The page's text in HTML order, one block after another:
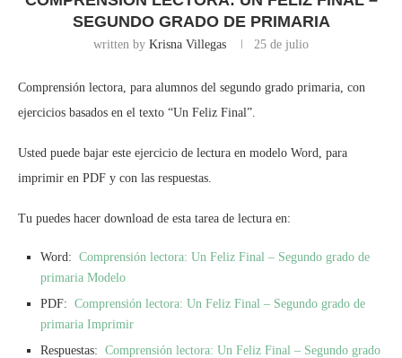
SEGUNDO GRADO DE PRIMARIA
written by Krisna Villegas 25 de julio
Comprensión lectora, para alumnos del segundo grado primaria, con
ejercicios basados en el texto “Un Feliz Final”.
Usted puede bajar este ejercicio de lectura en modelo Word, para
imprimir en PDF y con las respuestas.
Tu puedes hacer download de esta tarea de lectura en:
Word: Comprensión lectora: Un Feliz Final – Segundo grado de
primaria Modelo
PDF: Comprensión lectora: Un Feliz Final – Segundo grado de
primaria Imprimir
Respuestas: Comprensión lectora: Un Feliz Final – Segundo grado